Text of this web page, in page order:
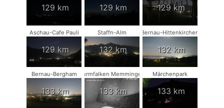
129 km 129 km 129 km
Aschau-Cafe Pauli
129 km
Staffn-Alm
132 km
Bernau-Hittenkirchen
132 km
Bernau-Bergham
133 km
Turmfalken Memmingen
133 km
Märchenpark
133 km